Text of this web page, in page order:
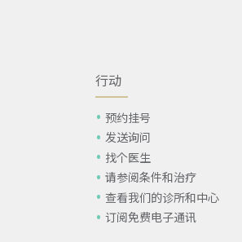
行动
预约挂号
发送询问
找个医生
请参阅条件和治疗
查看我们的诊所和中心
订阅免费电子通讯